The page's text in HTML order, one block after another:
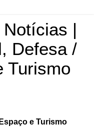
|
Defesa /
Turismo
e Turismo